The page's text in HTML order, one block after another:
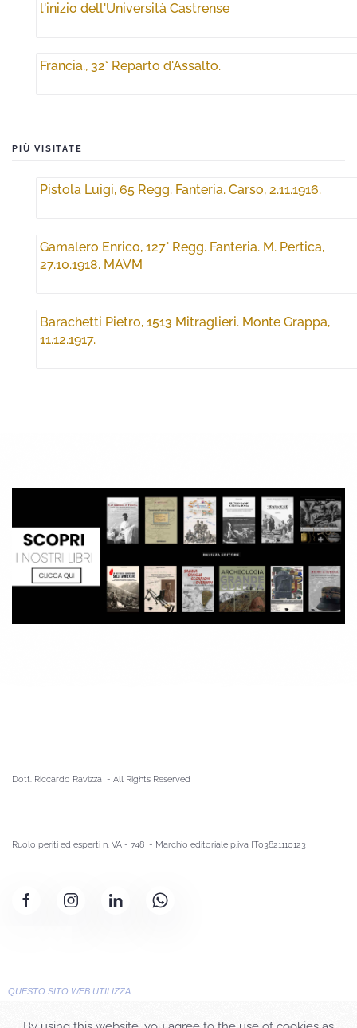
l'inizio dell'Università Castrense
Francia., 32° Reparto d'Assalto.
PIÙ VISITATE
Pistola Luigi, 65 Regg. Fanteria. Carso, 2.11.1916.
Gamalero Enrico, 127° Regg. Fanteria. M. Pertica,
27.10.1918. MAVM
Barachetti Pietro, 1513 Mitraglieri. Monte Grappa,
11.12.1917.
Dott. Riccardo Ravizza - All Rights Reserved
Ruolo periti ed esperti n. VA - 748 - Marchio editoriale p.iva IT03821110123
QUESTO SITO WEB UTILIZZA
SCRIPTS E GOOGLE ANALYTICS...